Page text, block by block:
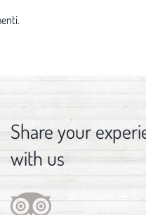
.
Share your
with us
Banner